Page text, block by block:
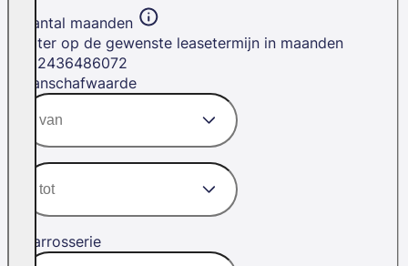
Aantal maanden
Filter op de gewenste leasetermijn in maanden
2436486072
Aanschafwaarde
Carrosserie